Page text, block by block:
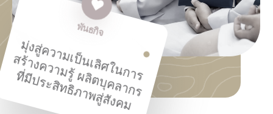
พันธกิจ
มุ่
ง
สู่
ค
ว
า
ม
เป็
น
เลิ
ศ
ใ
น
ก
า
ร
ส
ร้
า
ง
ค
ว
า
ม
รู้
ผ
ลิ
ต
บุ
ค
ล
า
ก
ร
ที่
มี
ป
ร
ะ
สิ
ท
ธิ
ภ
า
พ
สู่
สั
ง
ค
ม